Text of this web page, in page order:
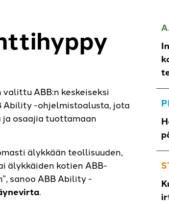
ABB:n keskeiseksi
Ability -ohjelmistoalusta, jota
osaajia tuottamaan
älykkään teollisuuden,
älykkäiden kotien ABB-
sanoo ABB Ability -
.